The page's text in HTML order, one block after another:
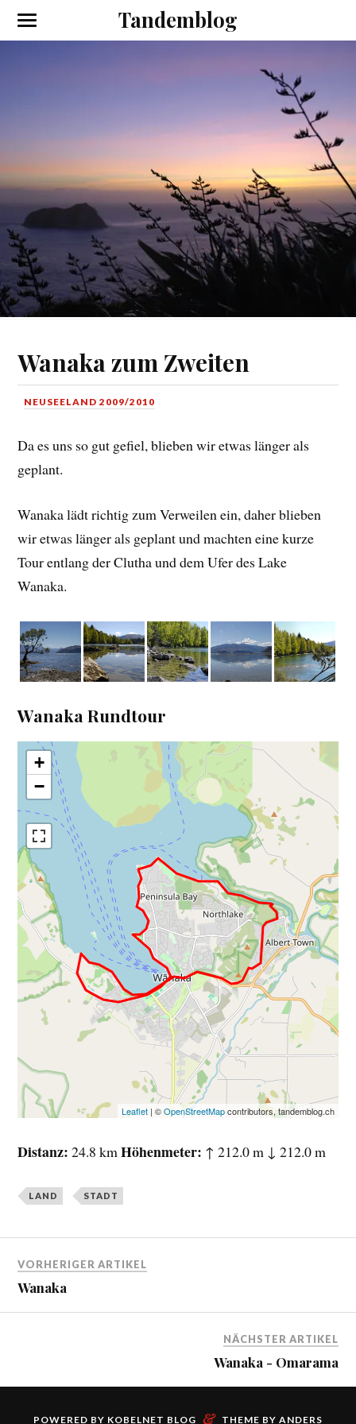
Tandemblog
Wanaka zum Zweiten
NEUSEELAND 2009/2010
Da es uns so gut gefiel, blieben wir etwas länger als
geplant.
Wanaka lädt richtig zum Verweilen ein, daher blieben
wir etwas länger als geplant und machten eine kurze
Tour entlang der Clutha und dem Ufer des Lake
Wanaka.
Wanaka Rundtour
+
−
Leaflet| ©OpenStreetMapcontributors, tandemblog.ch
Distanz 24.8 km Höhenmeter ↑ 212.0 m ↓ 212.0 m
LAND STADT
VORHERIGER ARTIKEL
Wanaka
NÄCHSTER ARTIKEL
Wanaka - Omarama
POWERED BY KOBELNET BLOG & THEME BY ANDERS